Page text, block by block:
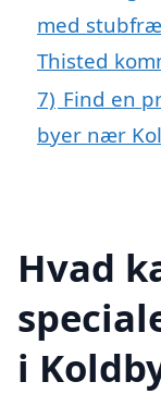
med
Thisted
7) Find en
byer nær
Hvad
i